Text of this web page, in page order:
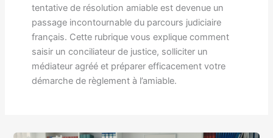
tentative de résolution amiable est devenue un
passage incontournable du parcours judiciaire
français. Cette rubrique vous explique comment
saisir un conciliateur de justice, solliciter un
médiateur agréé et préparer efficacement votre
démarche de règlement à l’amiable.